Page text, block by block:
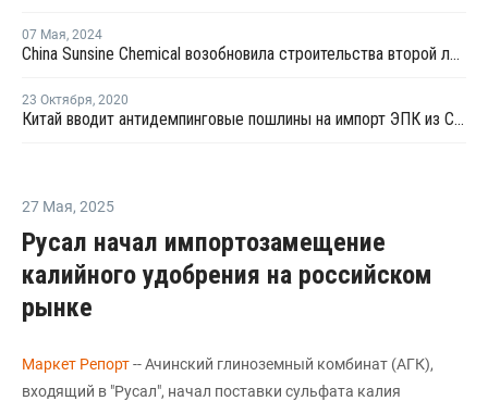
07 Мая, 2024
China Sunsine Chemical возобновила строительства второй линии производства нерастворимой серы в Китае
23 Октября, 2020
Китай вводит антидемпинговые пошлины на импорт ЭПК из США, ЕС и Южной Кореи
27 Мая, 2025
Русал начал импортозамещение
калийного удобрения на российском
рынке
Маркет Репорт-- Ачинский глиноземный комбинат (АГК),
входящий в "Русал", начал поставки сульфата калия